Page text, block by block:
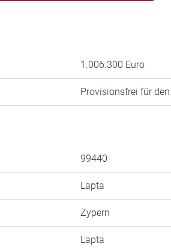
1.006.300 Euro
Provisionsfrei für
99440
Lapta
Zypern
Lapta